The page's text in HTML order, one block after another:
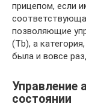
прицепом, если
позволяющие
(Tb), а
была и вовсе
Управление
состоянии